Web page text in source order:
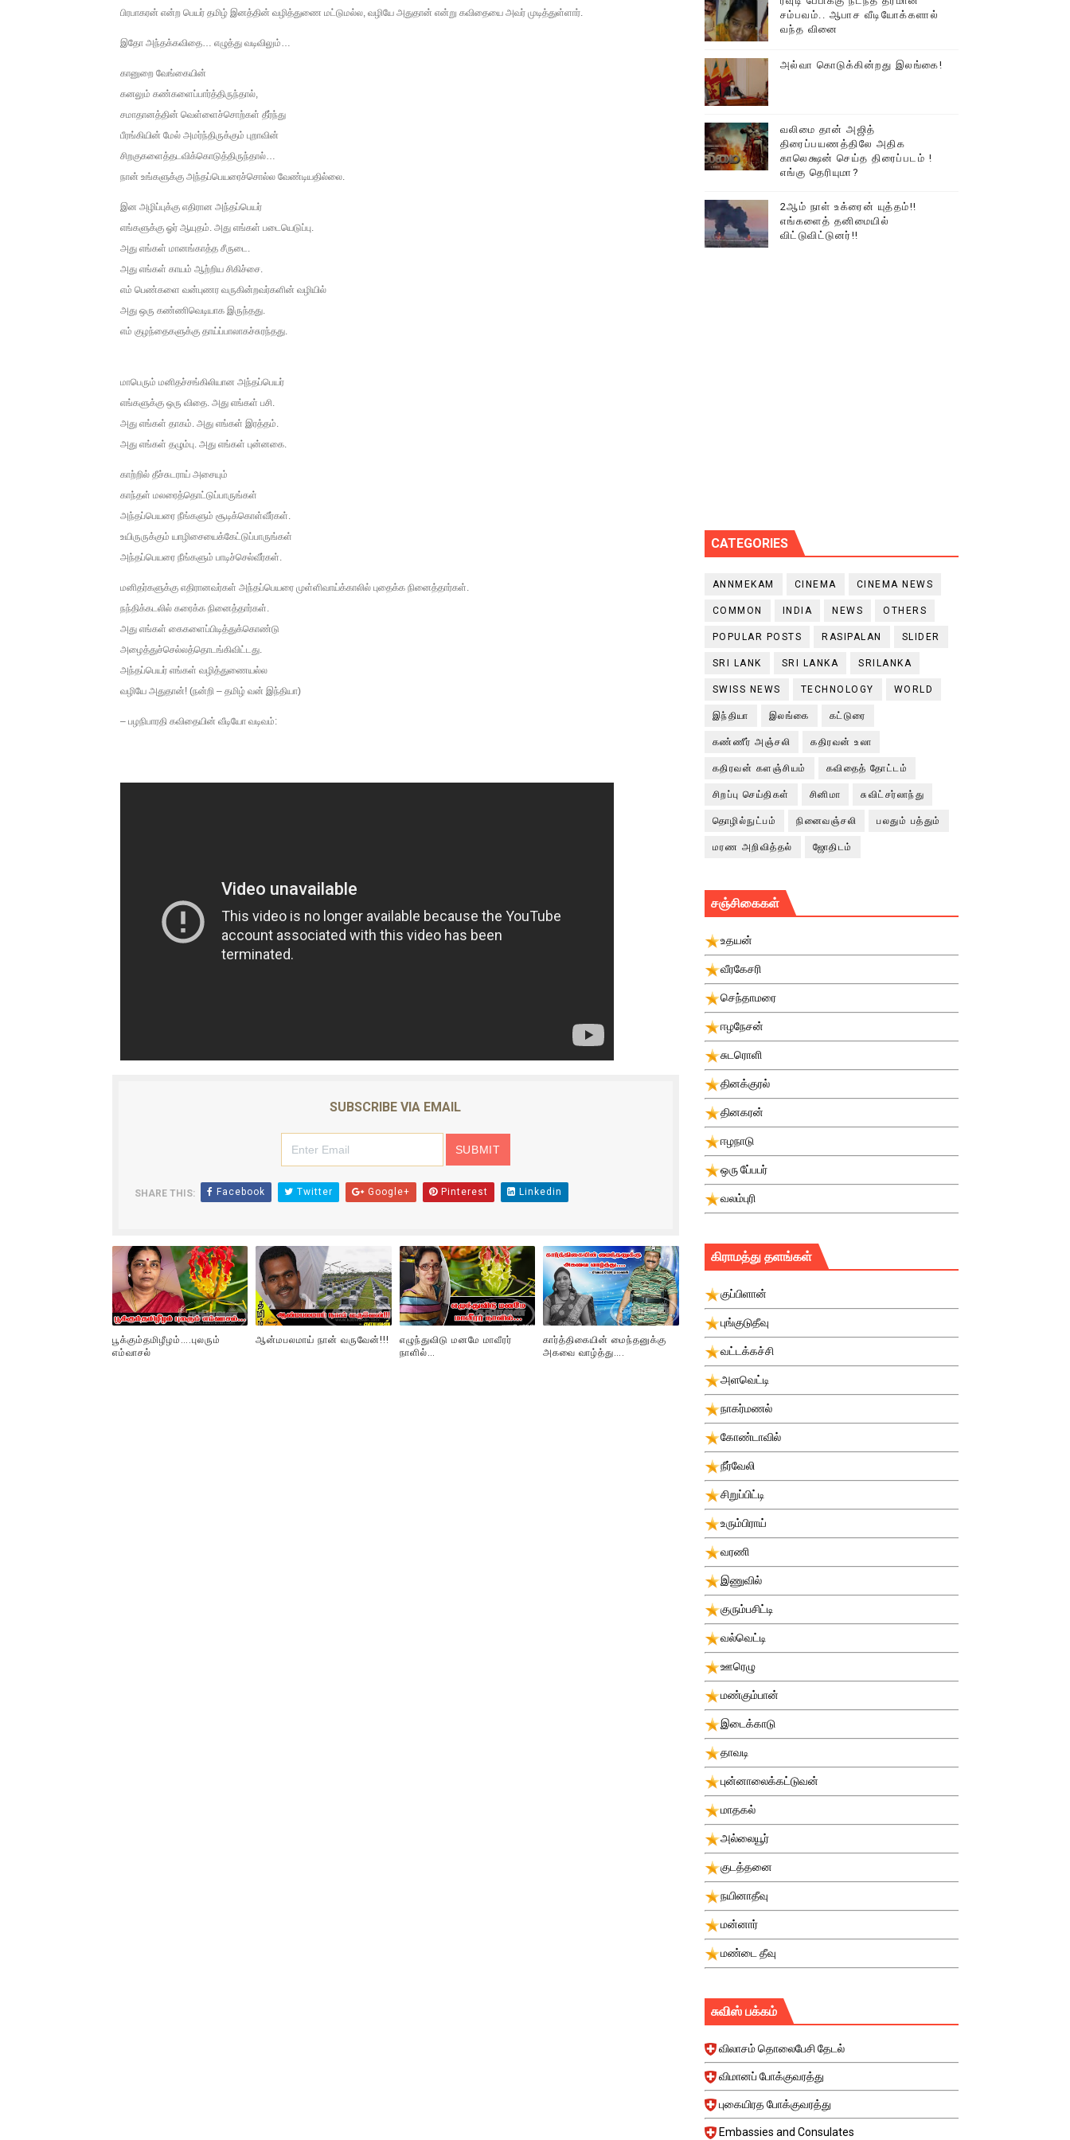
ஐ.நா முன்றலில் சீரற்ற காலநிலையிலும் தமிழின அழிப்பிற்கு நீதி கேட்டு நடைபெற்ற கவனயீர்ப்புப் போராட்டத்தில் திரண்ட தமிழ்மக்கள்!!
ஜனாதிபதி ஐக்கிய நாடுகளின் பொதுச் சபை கூட்டத்தில் இன்று உரை
32 CM விநோத கன்றுக்குட்டி! (வீடியோ)
வலிமை தான் அஜித் திரைப்பயணத்திலே அதிக காலெக்ஷன் செய்த திரைப்படம் ! எங்கு தெரியுமா?
பிரபாகரன் என்ற பெயர் தமிழ் இனத்தின் வழித்துணை மட்டுமல்ல, வழியே அதுதான் என்று கவிதையை அவர் முடித்துள்ளார்.
இதோ அந்தக்கவிதை… எழுத்து வடிவிலும்…
கானுறை வேங்கையின்
கனலும் கண்களைப்பார்த்திருந்தால்,
சமாதானத்தின் வெள்ளைச்சொற்கள் தீர்ந்து
பீரங்கியின் மேல் அமர்ந்திருக்கும் புறாவின்
சிறகுகளைத்தடவிக்கொடுத்திருந்தால்…
நான் உங்களுக்கு அந்தப்பெயரைச்சொல்ல வேண்டியதில்லை.
இன அழிப்புக்கு எதிரான அந்தப்பெயர்
எங்களுக்கு ஓர் ஆயுதம். அது எங்கள் படையெடுப்பு.
அது எங்கள் மானங்காத்த சீருடை.
அது எங்கள் காயம் ஆற்றிய சிகிச்சை.
எம் பெண்களை வன்புணர வருகின்றவர்களின் வழியில்
அது ஒரு கண்ணிவெடியாக இருந்தது.
எம் குழந்தைகளுக்கு தாய்ப்பாலாகச்சுரந்தது.
மாபெரும் மனிதச்சங்கிலியான அந்தப்பெயர்
எங்களுக்கு ஒரு விதை. அது எங்கள் பசி.
அது எங்கள் தாகம். அது எங்கள் இரத்தம்.
அது எங்கள் தழும்பு. அது எங்கள் புன்னகை.
காற்றில் தீச்சுடராய் அசையும்
காந்தள் மலரைத்தொட்டுப்பாருங்கள்
அந்தப்பெயரை நீங்களும் சூடிக்கொள்வீர்கள்.
உயிருருக்கும் யாழிசையைக்கேட்டுப்பாருங்கள்
அந்தப்பெயரை நீங்களும் பாடிச்செல்வீர்கள்.
மனிதர்களுக்கு எதிரானவர்கள் அந்தப்பெயரை முள்ளிவாய்க்காலில் புதைக்க நினைத்தார்கள்.
நந்திக்கடலில் கரைக்க நினைத்தார்கள்.
அது எங்கள் கைகளைப்பிடித்துக்கொண்டு
அழைத்துச்செல்லத்தொடங்கிவிட்டது.
அந்தப்பெயர் எங்கள் வழித்துணையல்ல
வழியே அதுதான்! (நன்றி – தமிழ் வன் இந்தியா)
– பழநிபாரதி கவிதையின் வீடியோ வடிவம்:
SUBSCRIBE VIA EMAIL
SHARE THIS: Facebook Twitter Google+ Pinterest Linkedin
பூக்கும்தமிழீழம்….புலரும்
எம்வாசல்
ஆன்மபலமாய் நான் வருவேன்!!!
எழுந்துவிடு மனமே மாவீரர்
நாளில்…
கார்த்திகையின் மைந்தனுக்கு
அகவை வாழ்த்து….
சம்பவம்.. ஆபாச வீடியோக்களால்
வந்த வினை
அல்வா கொடுக்கின்றது இலங்கை!
வலிமை தான் அஜித்
திரைப்பயணத்திலே அதிக
காலெக்ஷன் செய்த திரைப்படம் !
எங்கு தெரியுமா?
2ஆம் நாள் உக்ரைன் யுத்தம்!!
எங்களைத் தனிமையில்
விட்டுவிட்டுனர்!!
CATEGORIES
ANNMEKAM CINEMA CINEMA NEWS
COMMON INDIA NEWS OTHERS
POPULAR POSTS RASIPALAN SLIDER
SRI LANK SRI LANKA SRILANKA
SWISS NEWS TECHNOLOGY WORLD
இந்தியா இலங்கை கட்டுரை
கண்ணீர் அஞ்சலி கதிரவன் உலா
கதிரவன் களஞ்சியம் கவிதைத் தோட்டம்
சிறப்பு செய்திகள் சினிமா சுவிட்சர்லாந்து
தொழில்நுட்பம் நினைவஞ்சலி பலதும் பத்தும்
மரண அறிவித்தல் ஜோதிடம்
சஞ்சிகைகள்
உதயன்
வீரகேசரி
செந்தாமரை
ஈழநேசன்
சுடரொளி
தினக்குரல்
தினகரன்
ஈழநாடு
ஒரு பே்பபர்
வலம்புரி
கிராமத்து தளங்கள்
குப்பிளான்
புங்குடுதீவு
வட்டக்கச்சி
அளவெட்டி
நாகர்மணல்
கோண்டாவில்
நீர்வேலி
சிறுப்பிட்டி
உரும்பிராய்
வரணி
இணுவில்
குரும்பசிட்டி
வல்வெட்டி
ஊரெழு
மண்கும்பான்
இடைக்காடு
தாவடி
புன்னாலைக்கட்டுவன்
மாதகல்
அல்லையூர்
குடத்தனை
நயினாதீவு
மன்னார்
மண்டை தீவு
சுவிஸ் பக்கம்
விலாசம் தொலைபேசி தேடல்
விமானப் போக்குவரத்து
புகையிரத போக்குவரத்து
Embassies and Consulates